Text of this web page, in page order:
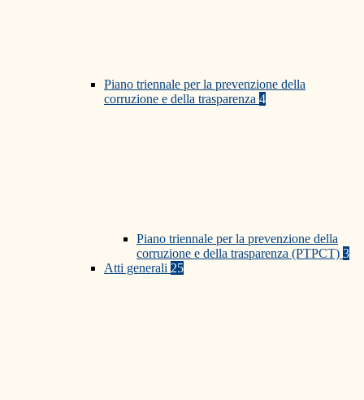
Piano triennale per la prevenzione della
corruzione e della trasparenza 4
Piano triennale per la prevenzione della
corruzione e della trasparenza (PTPCT) 3
Atti generali 25